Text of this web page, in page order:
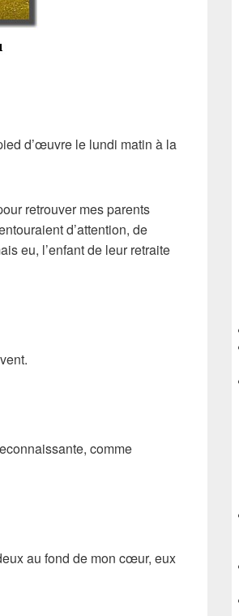
d’œuvre le lundi matin à la
retrouver mes parents
d’attention, de
eu, l’enfant de leur retraite
comme
au fond de mon cœur, eux